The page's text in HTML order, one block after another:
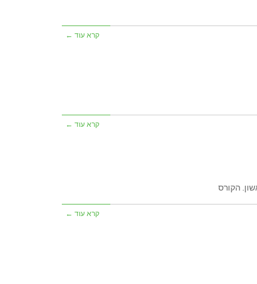
קרא עוד ←
קרא עוד ←
קרא עוד ←